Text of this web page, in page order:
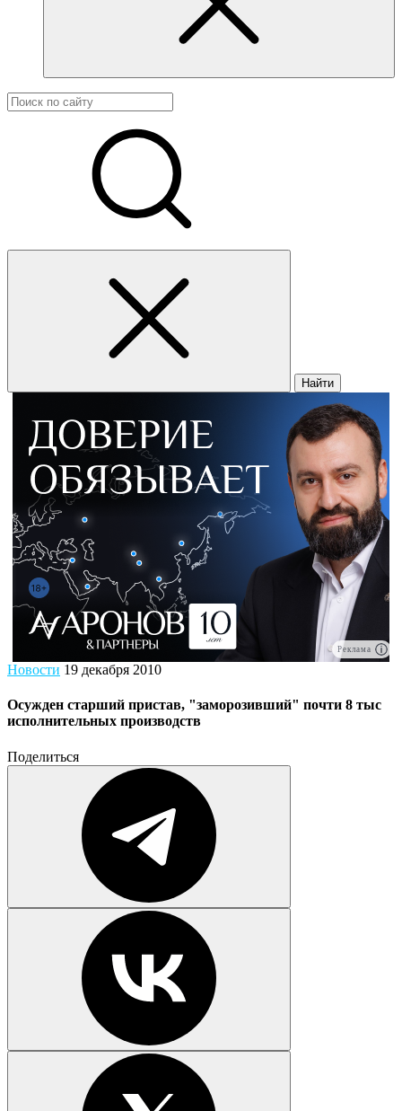
Найти
Реклама
Новости 19 декабря 2010
Осужден старший пристав, "заморозивший" почти 8 тыс
исполнительных производств
Поделиться